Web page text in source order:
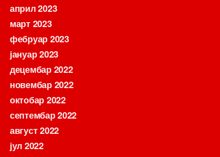
април 2023
март 2023
фебруар 2023
јануар 2023
децембар 2022
новембар 2022
октобар 2022
септембар 2022
август 2022
јул 2022